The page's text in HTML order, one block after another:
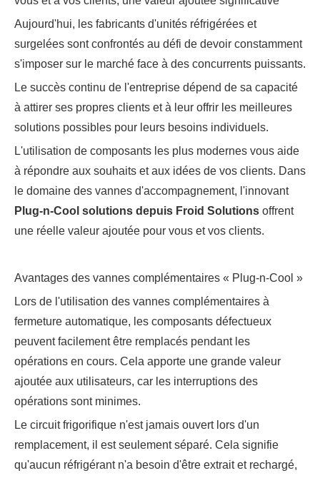
Aujourd'hui, les fabricants d'unités réfrigérées et
surgelées sont confrontés au défi de devoir constamment
s'imposer sur le marché face à des concurrents puissants.
Le succès continu de l'entreprise dépend de sa capacité
à attirer ses propres clients et à leur offrir les meilleures
solutions possibles pour leurs besoins individuels.
L'utilisation de composants les plus modernes vous aide
à répondre aux souhaits et aux idées de vos clients. Dans
le domaine des vannes d'accompagnement, l'innovant
Plug-n-Cool solutions depuis Froid Solutions offrent
une réelle valeur ajoutée pour vous et vos clients.
Avantages des vannes complémentaires « Plug-n-Cool »
Lors de l'utilisation des vannes complémentaires à
fermeture automatique, les composants défectueux
peuvent facilement être remplacés pendant les
opérations en cours. Cela apporte une grande valeur
ajoutée aux utilisateurs, car les interruptions des
opérations sont minimes.
Le circuit frigorifique n'est jamais ouvert lors d'un
remplacement, il est seulement séparé. Cela signifie
qu'aucun réfrigérant n'a besoin d'être extrait et rechargé,